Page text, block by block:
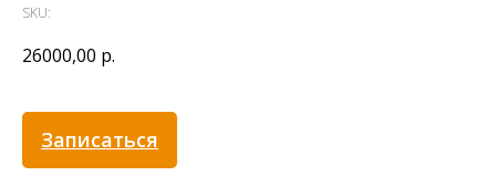
SKU:
26000,00 р.
Записаться